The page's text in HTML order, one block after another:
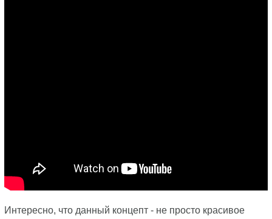
Интересно, что данный концепт - не просто красивое